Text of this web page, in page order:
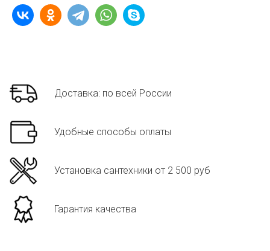
Доставка: по всей России
Удобные способы оплаты
Установка сантехники от 2 500 руб
Гарантия качества